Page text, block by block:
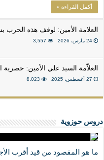
أكمل القراءة »
العلامة الأمين: لوقف هذه
24 مارس، 2026 3,557
العلاّمة السيد علي الأمين: حصرية
27 أغسطس، 2025 8,023
دروس حوزوية
ما هو المقصود من قيد أقرب